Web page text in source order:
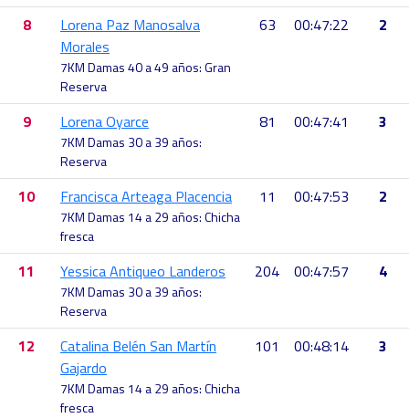
8
Lorena Paz Manosalva
Morales
7KM Damas 40 a 49 años: Gran
Reserva
63 00:47:22 2
9 Lorena Oyarce
7KM Damas 30 a 39 años:
Reserva
81 00:47:41 3
10 Francisca Arteaga Placencia
7KM Damas 14 a 29 años: Chicha
fresca
11 00:47:53 2
11 Yessica Antiqueo Landeros
7KM Damas 30 a 39 años:
Reserva
204 00:47:57 4
12
Catalina Belén San Martín
Gajardo
7KM Damas 14 a 29 años: Chicha
fresca
101 00:48:14 3